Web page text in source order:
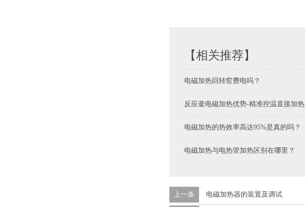
【相关推荐】
电磁加热回转窑费电吗？
反应釜电磁加热优势-精准控温直接加热
电磁加热的热效率高达95%是真的吗？
电磁加热与电热管加热区别在哪里？
上一条 电磁加热器的装置及调试